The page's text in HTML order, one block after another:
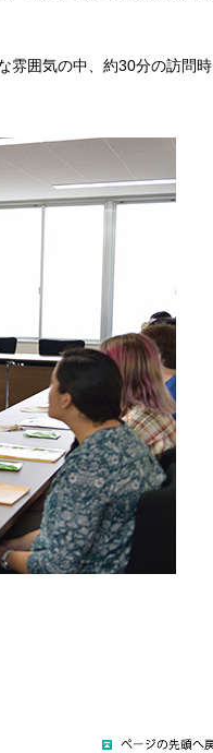
雰囲気の中、約30分の訪問時